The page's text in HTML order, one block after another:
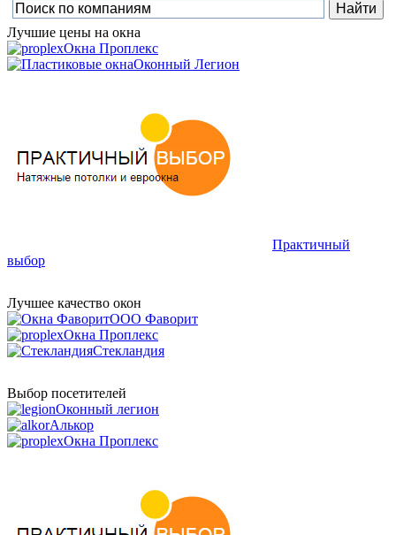
Лучшие цены на окна
Окна Проплекс
Оконный Легион
Практичный
выбор
Лучшее качество окон
ООО Фаворит
Окна Проплекс
Стекландия
Выбор посетителей
Оконный легион
Алькор
Окна Проплекс